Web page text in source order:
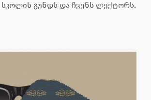
გუნდს და ჩვენს ლექტორს.